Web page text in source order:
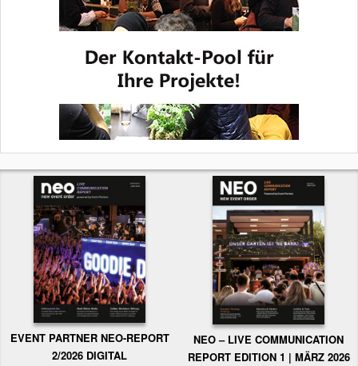
EVENT PARTNER NEO-REPORT
2/2026 DIGITAL
NEO – LIVE COMMUNICATION
REPORT EDITION 1 | MÄRZ 2026